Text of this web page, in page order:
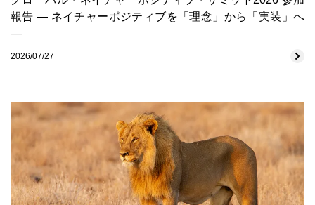
報告 ― ネイチャーポジティブを「理念」から「実装」へ
―
2026/07/27